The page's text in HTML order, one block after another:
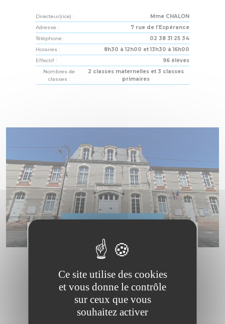
Directeur(rice) :
Mme CHALON
Adresse :
7 rue de l’Espérance
Téléphone :
02 38 31 25 34
Horaires :
8h30 à 12h00 et 13h30 à 16h00
Effectif :
96 élèves
Nombres de
classes :
2 classes maternelles et 3 classes
primaires
École du centre
Directeur(rice) :
M. Alexandre BOMMEL-GATINET
3 Square Foch
9h00 à 12h00 et 13h30 à 16h30
PRIMAIRE
Ce site utilise des cookies
et vous donne le contrôle
sur ceux que vous
souhaitez activer